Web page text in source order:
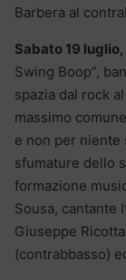
Barbera al
Sabato 19
Swing Boop”,
spazia dal rock
massimo
e non per niente
sfumature dello
formazione
Sousa, cantante
Giuseppe
(contrabbasso)